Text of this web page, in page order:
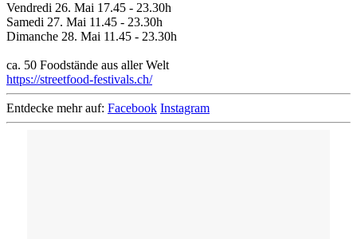
Vendredi 26. Mai 17.45 - 23.30h
Samedi 27. Mai 11.45 - 23.30h
Dimanche 28. Mai 11.45 - 23.30h
ca. 50 Foodstände aus aller Welt
https://streetfood-festivals.ch/
Entdecke mehr auf: Facebook Instagram